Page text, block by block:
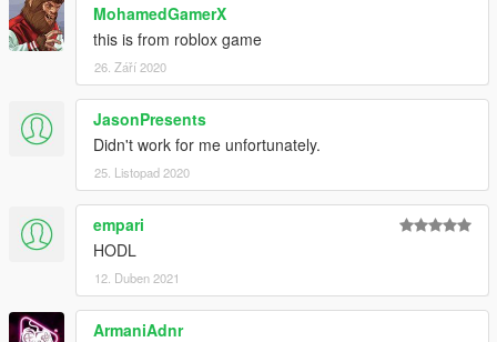
MohamedGamerX
this is from roblox game
26. Září 2020
JasonPresents
Didn't work for me unfortunately.
25. Listopad 2020
empari
HODL
12. Duben 2021
ArmaniAdnr